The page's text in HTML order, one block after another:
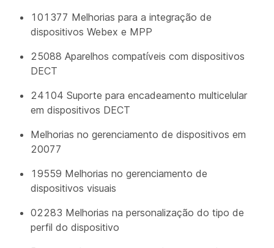
101377 Melhorias para a integração de
dispositivos Webex e MPP
25088 Aparelhos compatíveis com dispositivos
DECT
24104 Suporte para encadeamento multicelular
em dispositivos DECT
Melhorias no gerenciamento de dispositivos em
20077
19559 Melhorias no gerenciamento de
dispositivos visuais
02283 Melhorias na personalização do tipo de
perfil do dispositivo